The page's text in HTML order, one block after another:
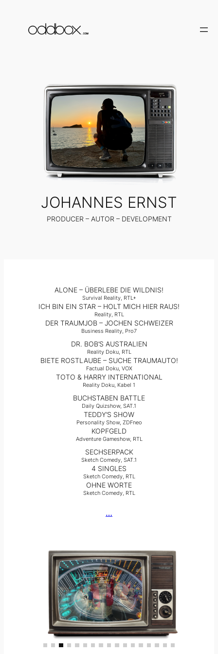
springen
JOHANNES ERNST
PRODUCER – AUTOR – DEVELOPMENT
ALONE – ÜBERLEBE DIE WILDNIS!
Survival Reality, RTL+
ICH BIN EIN STAR – HOLT MICH HIER RAUS!
Reality, RTL
DER TRAUMJOB – JOCHEN SCHWEIZER
Business Reality, Pro7
DR. BOB’S AUSTRALIEN
Reality Doku, RTL
BIETE ROSTLAUBE – SUCHE TRAUMAUTO!
Factual Doku, VOX
TOTO & HARRY INTERNATIONAL
Reality Doku, Kabel 1
BUCHSTABEN BATTLE
Daily Quizshow, SAT.1
TEDDY’S SHOW
Personality Show, ZDFneo
KOPFGELD
Adventure Gameshow, RTL
SECHSERPACK
Sketch Comedy, SAT.1
4 SINGLES
Sketch Comedy, RTL
OHNE WORTE
Sketch Comedy, RTL
…